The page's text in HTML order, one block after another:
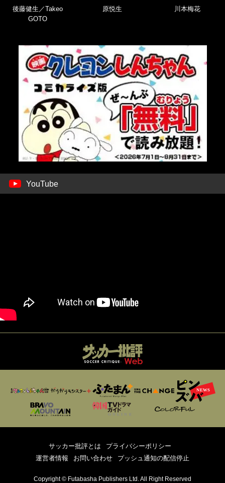
後藤健生／Takeo
GOTO
原悦生 川本梅花
YouTube
サッカー批評とは
プライバシーポリシー
運営者情報
お問い合わせ プッシュ通知の配信停止
Copyright © Futabasha Publishers Ltd. All Right Reserved